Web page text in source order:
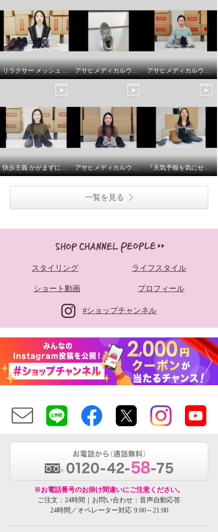
リラクサー メッシュ サイドファスナー付 スニーカーの商品紹介とサイズ選びのポイント アサヒメディカルウォーク ファスナー付スニーカー ＳＨＭプラス履き方のポイント アサヒメディカルウォーク ファスナー付スニーカー ＳＨＭプラスの紹介とサイズについて
快歩主義 かがまずに履ける やわらかスリッポン 商品説明とサイズについて アサヒメディカルウォークメッシュスニーカーのご紹介 『天気予報を気にせず履けるトップドライ』 寒冷地仕様 ベルト付ミドルブーツの紹介とサイズについて
一覧を見る
スタイリング ライフスタイル
ショート動画 プロフィール
#ショップチャンネル
※お電話番号のお掛け間違いにご注意ください。
ご注文：24時間｜お問い合わせ：音声自動応答
24時間／オペレーター対応 9:00～21:00